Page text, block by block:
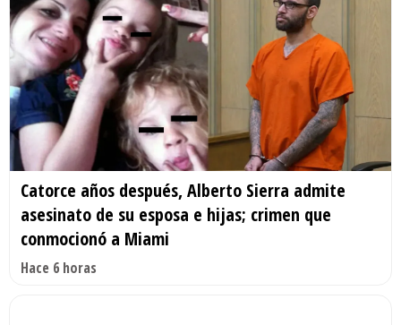
Catorce años después, Alberto Sierra admite
asesinato de su esposa e hijas; crimen que
conmocionó a Miami
Hace 6 horas